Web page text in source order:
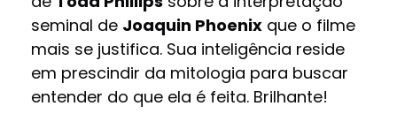
seminal de Joaquin Phoenixque o filme
mais se justifica. Sua inteligência reside
em prescindir da mitologia para buscar
entender do que ela é feita. Brilhante!